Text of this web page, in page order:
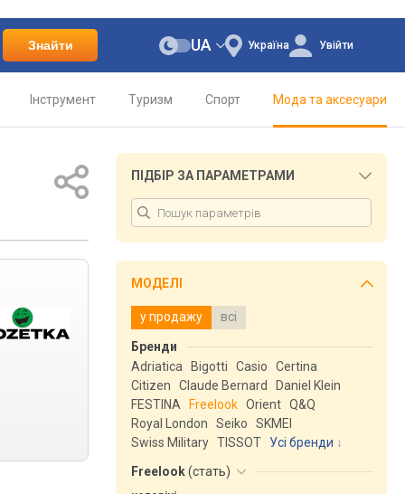
Знайти Україна
UA Увійти
Інструмент Туризм Спорт Мода та аксесуари
ПІДБІР ЗА ПАРАМЕТРАМИ
МОДЕЛІ
у продажу всі
Бренди
Adriatica
Bigotti Casio
Certina
Citizen
Claude Bernard
Daniel Klein
FESTINA
Freelook Orient Q&Q
Royal London
Seiko
SKMEI
Swiss Military TISSOT
Усі бренди
Freelook(стать)